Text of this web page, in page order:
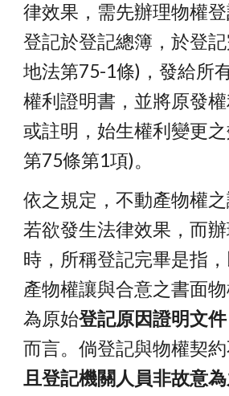
律效果，需先辦理物權
登記於登記總簿，於登
地法第75-1條)，發給所
權利證明書，並將原發
或註明，始生權利變更
第75條第1項)。
依之規定，不動產物權之
若欲發生法律效果，而
時，所稱登記完畢是指
產物權讓與合意之書面
為原始登記原因證明文件
而言。倘登記與物權契
且登記機關人員非故意